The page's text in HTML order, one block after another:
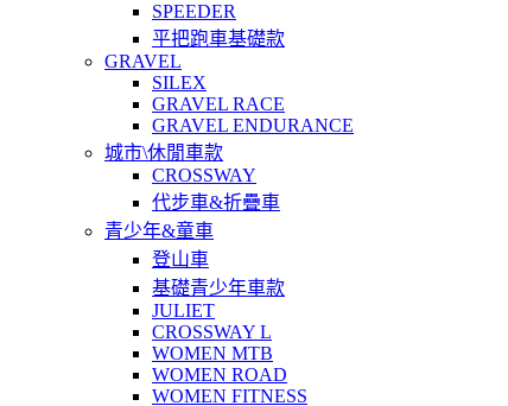
SPEEDER
平把跑車基礎款
GRAVEL
SILEX
GRAVEL RACE
GRAVEL ENDURANCE
城市\休閒車款
CROSSWAY
代步車&折疊車
青少年&童車
登山車
基礎青少年車款
JULIET
CROSSWAY L
WOMEN MTB
WOMEN ROAD
WOMEN FITNESS